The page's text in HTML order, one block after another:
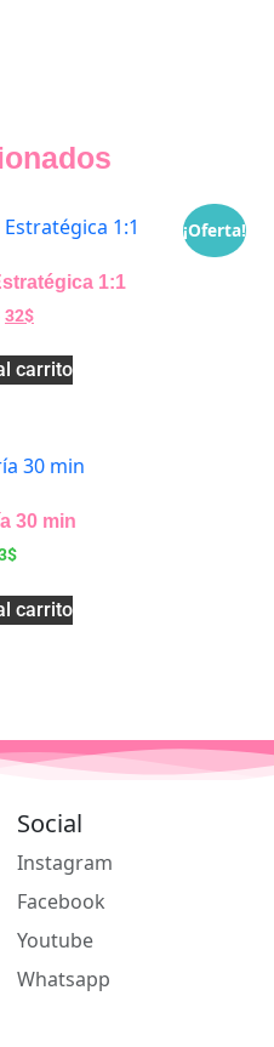
¡Oferta!
1:1
32$
carrito
30 min
$
carrito
Social
Instagram
Facebook
Youtube
Whatsapp